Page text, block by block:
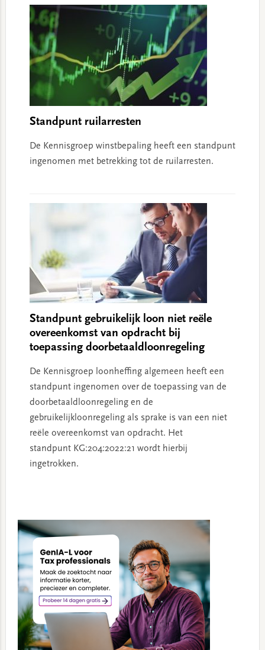
Standpunt ruilarresten
De Kennisgroep winstbepaling heeft een standpunt
ingenomen met betrekking tot de ruilarresten.
Standpunt gebruikelijk loon niet reële
overeenkomst van opdracht bij
toepassing doorbetaaldloonregeling
De Kennisgroep loonheffing algemeen heeft een
standpunt ingenomen over de toepassing van de
doorbetaaldloonregeling en de
gebruikelijkloonregeling als sprake is van een niet
reële overeenkomst van opdracht. Het
standpunt KG:204:2022:21 wordt hierbij
ingetrokken.
Sidebar